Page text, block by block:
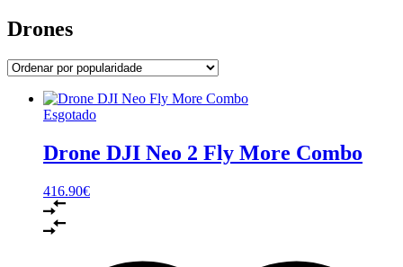
Drones
Esgotado
Drone DJI Neo 2 Fly More Combo
416.90€